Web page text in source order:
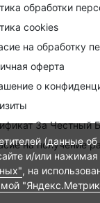
обработки
cookies
на обработку
оферта
о
За Честный
на получение
(данные об
и/или нажимая
, на